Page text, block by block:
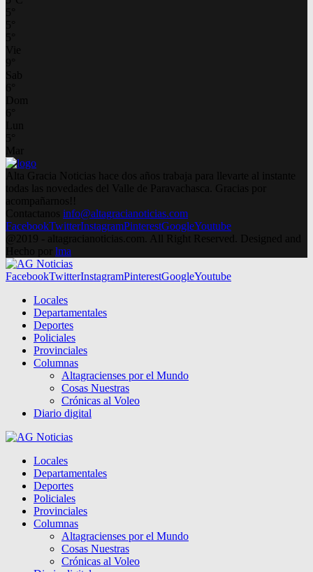
5
5
5
Vie
9
Sab
6
Dom
6
Lun
5
Mar
Alta Gracia Noticias hace dos años trabaja para llevarte al instante
todas las novedades del Valle de Paravachasca. Gracias por
acompañarnos!!
Contactanos info@altagracianoticias.com
FacebookTwitterInstagramPinterestGoogleYoutube
@2019 - altagracianoticias.com. All Right Reserved. Designed and
Hecho por lma
FacebookTwitterInstagramPinterestGoogleYoutube
Locales
Departamentales
Deportes
Policiales
Provinciales
Columnas
Altagracienses por el Mundo
Cosas Nuestras
Crónicas al Voleo
Diario digital
Locales
Departamentales
Deportes
Policiales
Provinciales
Columnas
Altagracienses por el Mundo
Cosas Nuestras
Crónicas al Voleo